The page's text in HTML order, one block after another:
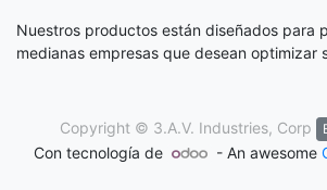
Nuestros productos están diseñados para
medianas empresas que desean optimizar
Copyright © 3.A.V. Industries, Corp
Con tecnología de - An awesome